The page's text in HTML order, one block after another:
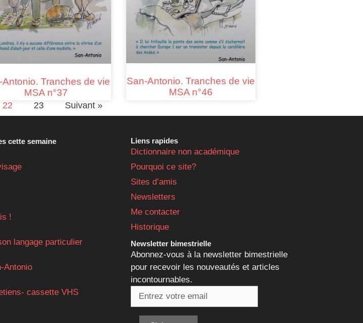
Antonio. Tranches de vie
MSA n°37
San-Antonio. Tranches de vie
MSA n°46
22 23 Suivant »
cette semaine
!
langage particulier
Antonio
cassette VHS
Liens rapides
Dictionnaire non académique
Pourquoi ce site?
Sites d’amis
Newsletters
Me contacter
Historique
Newsletter bimestrielle
Abonnez-vous à la newsletter bimestrielle
pour recevoir les nouveautés et articles
incontournables.